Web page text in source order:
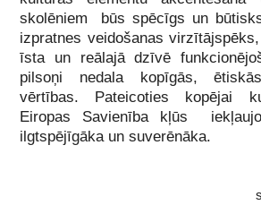
skolēniem būs spēcīgs un
izpratnes veidošanas
īsta un reālajā dzīvē
pilsoņi nedala kopīgās,
vērtības. Pateicoties kopējai
Eiropas Savienība kļūs
ilgtspējīgāka un suverēnāka.